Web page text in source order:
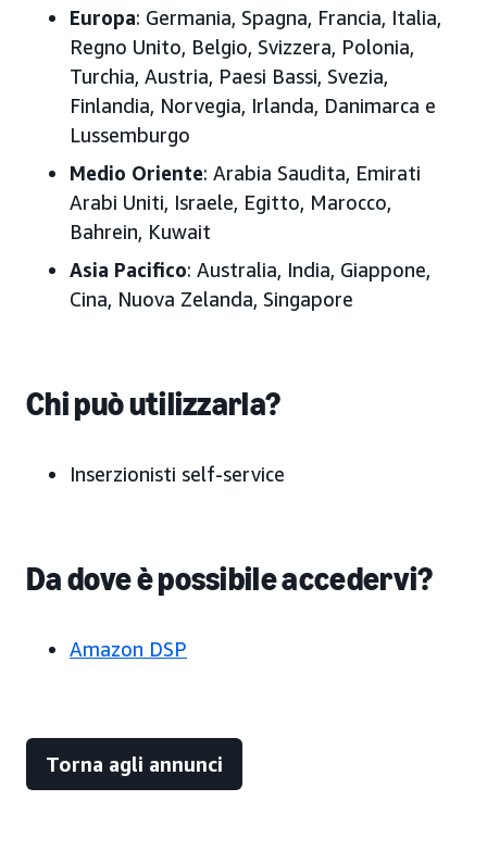
Europa: Germania, Spagna, Francia, Italia,
Regno Unito, Belgio, Svizzera, Polonia,
Turchia, Austria, Paesi Bassi, Svezia,
Finlandia, Norvegia, Irlanda, Danimarca e
Lussemburgo
Medio Oriente: Arabia Saudita, Emirati
Arabi Uniti, Israele, Egitto, Marocco,
Bahrein, Kuwait
Asia Pacifico: Australia, India, Giappone,
Cina, Nuova Zelanda, Singapore
Chi può utilizzarla?
Inserzionisti self-service
Da dove è possibile accedervi?
Amazon DSP
Torna agli annunci